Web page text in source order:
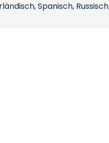
Spanisch, Russisch